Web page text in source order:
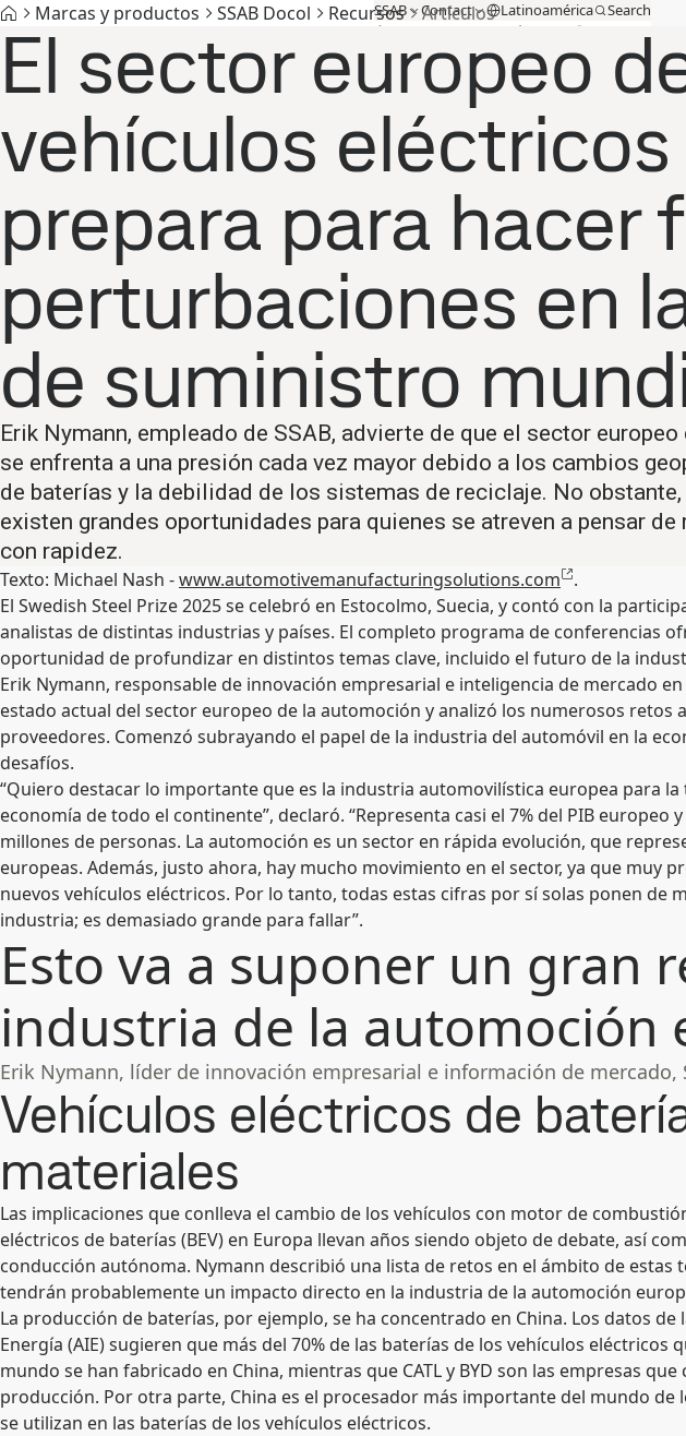
SSAB Contact Latinoamérica Search
Marcas y productos Acero libre de combustibles fósiles Asistencia técnica MySSAB
Marcas y productos SSAB Docol Recursos Artículos
El sector europeo
vehículos eléctricos
prepara para hacer
perturbaciones en
de suministro
Erik Nymann, empleado de SSAB, advierte de que el sector
se enfrenta a una presión cada vez mayor debido a los cambios
de baterías y la debilidad de los sistemas de reciclaje. No
existen grandes oportunidades para quienes se atreven a pensar
con rapidez.
Texto: Michael Nash -www.automotivemanufacturingsolutions.com
.
El Swedish Steel Prize 2025 se celebró en Estocolmo, Suecia, y contó con la
analistas de distintas industrias y países. El completo programa de conferencias
oportunidad de profundizar en distintos temas clave, incluido el futuro de la
Erik Nymann, responsable de innovación empresarial e inteligencia de mercado
estado actual del sector europeo de la automoción y analizó los numerosos retos
proveedores. Comenzó subrayando el papel de la industria del automóvil en la
desafíos.
“Quiero destacar lo importante que es la industria automovilística europea para
economía de todo el continente”, declaró. “Representa casi el 7% del PIB europeo
millones de personas. La automoción es un sector en rápida evolución, que
europeas. Además, justo ahora, hay mucho movimiento en el sector, ya que muy
nuevos vehículos eléctricos. Por lo tanto, todas estas cifras por sí solas ponen de
industria; es demasiado grande para fallar”.
Esto va a suponer un gran
industria de la automoción
Erik Nymann, líder de innovación empresarial e información de mercado,
Vehículos eléctricos de
materiales
Las implicaciones que conlleva el cambio de los vehículos con motor de
eléctricos de baterías (BEV) en Europa llevan años siendo objeto de debate, así
conducción autónoma. Nymann describió una lista de retos en el ámbito de estas
tendrán probablemente un impacto directo en la industria de la automoción
La producción de baterías, por ejemplo, se ha concentrado en China. Los datos de
Energía (AIE) sugieren que más del 70% de las baterías de los vehículos eléctricos
mundo se han fabricado en China, mientras que CATL y BYD son las empresas
producción. Por otra parte, China es el procesador más importante del mundo de
se utilizan en las baterías de los vehículos eléctricos.